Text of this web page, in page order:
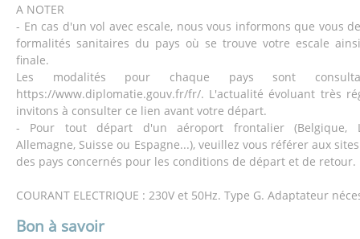
A NOTER
- En cas d'un vol avec escale, nous vous informons que vous
formalités sanitaires du pays où se trouve votre escale
finale.
Les modalités pour chaque pays sont
https://www.diplomatie.gouv.fr/fr/. L'actualité évoluant très
invitons à consulter ce lien avant votre départ.
- Pour tout départ d'un aéroport frontalier (Belgique,
Allemagne, Suisse ou Espagne...), veuillez vous référer aux
des pays concernés pour les conditions de départ et de retour.
COURANT ELECTRIQUE : 230V et 50Hz. Type G. Adaptateur
Bon à savoir